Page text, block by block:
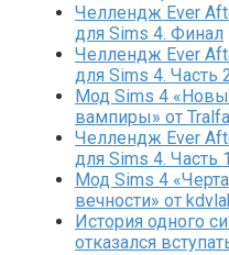
Челлендж Ever
для Sims 4. Финал
Челлендж Ever
для Sims 4. Часть
Мод Sims 4
вампиры» от
Челлендж Ever
для Sims 4. Часть 1
Мод Sims 4
вечности» от
История одного
отказался